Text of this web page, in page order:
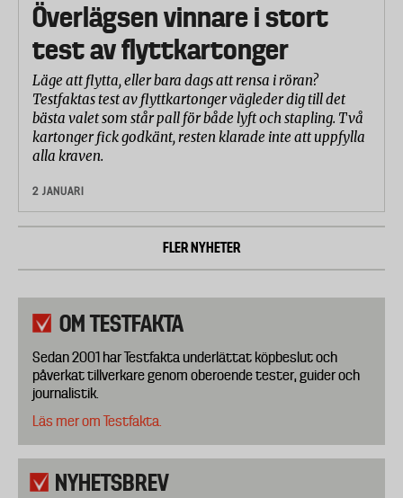
Överlägsen vinnare i stort
test av flyttkartonger
Läge att flytta, eller bara dags att rensa i röran?
Testfaktas test av flyttkartonger vägleder dig till det
bästa valet som står pall för både lyft och stapling. Två
kartonger fick godkänt, resten klarade inte att uppfylla
alla kraven.
2 JANUARI
FLER NYHETER
OM TESTFAKTA
Sedan 2001 har Testfakta underlättat köpbeslut och
påverkat tillverkare genom oberoende tester, guider och
journalistik.
Läs mer om Testfakta.
NYHETSBREV